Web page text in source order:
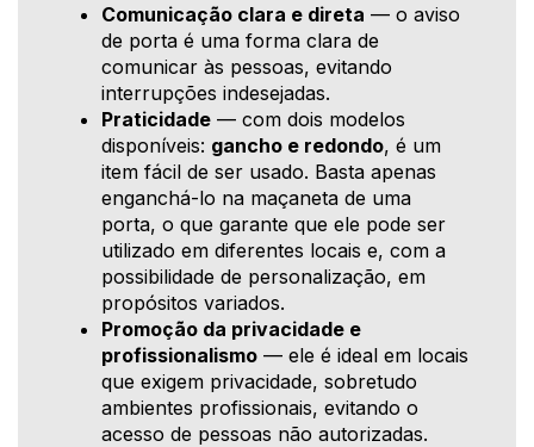
Comunicação clara e direta — o aviso
de porta é uma forma clara de
comunicar às pessoas, evitando
interrupções indesejadas.
Praticidade — com dois modelos
disponíveis: gancho e redondo, é um
item fácil de ser usado. Basta apenas
enganchá-lo na maçaneta de uma
porta, o que garante que ele pode ser
utilizado em diferentes locais e, com a
possibilidade de personalização, em
propósitos variados.
Promoção da privacidade e
profissionalismo — ele é ideal em locais
que exigem privacidade, sobretudo
ambientes profissionais, evitando o
acesso de pessoas não autorizadas.